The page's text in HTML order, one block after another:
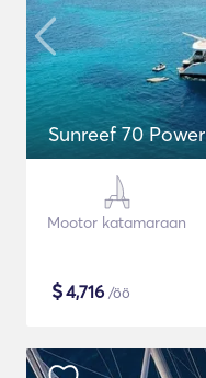
Sunreef 70 Power
Mootor katamaraan
$4,716 /öö